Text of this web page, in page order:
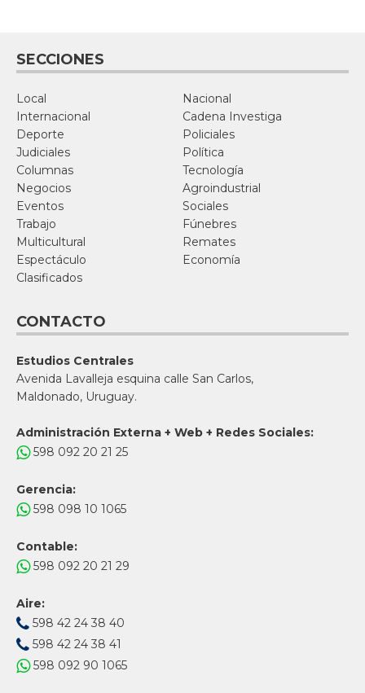
SECCIONES
Local
Nacional
Internacional
Cadena Investiga
Deporte
Policiales
Judiciales
Política
Columnas
Tecnología
Negocios
Agroindustrial
Eventos
Sociales
Trabajo
Fúnebres
Multicultural
Remates
Espectáculo
Economía
Clasificados
CONTACTO
Estudios Centrales
Avenida Lavalleja esquina calle San Carlos,
Maldonado, Uruguay.
Administración Externa + Web + Redes Sociales:
598 092 20 21 25
Gerencia:
598 098 10 1065
Contable:
598 092 20 21 29
Aire:
598 42 24 38 40
598 42 24 38 41
598 092 90 1065